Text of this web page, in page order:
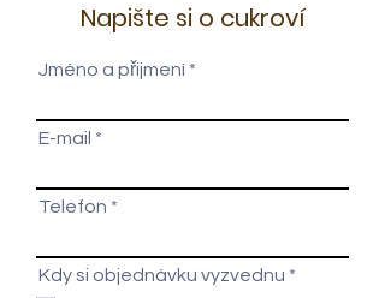
Napište si o cukroví
Jméno a přijmení
E-mail
Telefon
Kdy si objednávku vyzvednu *